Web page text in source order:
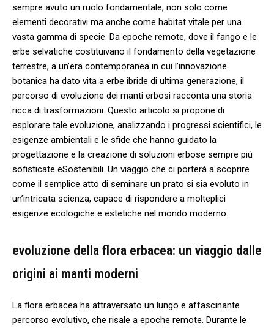
sempre avuto un ruolo fondamentale, non solo ⁤come‍
elementi decorativi ma anche ‌come habitat ​vitale per una⁤
vasta gamma di ‌specie. Da epoche ⁤remote, dove⁣ il ⁢fango e le
erbe selvatiche costituivano il fondamento della vegetazione
terrestre, a un’era contemporanea in cui l’innovazione
botanica ⁣ha dato vita a erbe ⁤ibride‍ di ​ultima generazione, il⁢
percorso di evoluzione dei manti erbosi racconta⁣ una storia
⁣ricca di trasformazioni. Questo‍ articolo si propone di
esplorare tale evoluzione, analizzando i⁢ progressi ​scientifici, le
esigenze ambientali‌ e le sfide⁤ che hanno guidato⁣ la
⁤progettazione e la creazione⁣ di soluzioni ‌erbose​ sempre più⁣
sofisticate eSostenibili. Un viaggio che ci porterà a scoprire
come ⁤il semplice atto di ​seminare un prato si ⁤sia evoluto ⁢in‌
un’intricata scienza, capace di rispondere a ‌molteplici
esigenze ecologiche e estetiche nel mondo moderno.
evoluzione​ della flora erbacea:⁢ un viaggio dalle
origini ai ‍manti moderni
La flora⁣ erbacea ha attraversato ⁣un lungo e affascinante ​
percorso evolutivo,​ che risale a epoche remote. Durante⁤ le